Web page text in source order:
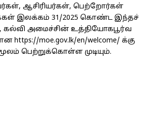
ஆசிரியர்கள், பெற்றோர்கள்
இலக்கம் 31/2025 கொண்ட இந்தச்
கல்வி அமைச்சின் உத்தியோகபூர்வ
moe.gov.lk/en/welcome/ க்கு
பெற்றுக்கொள்ள முடியும்.